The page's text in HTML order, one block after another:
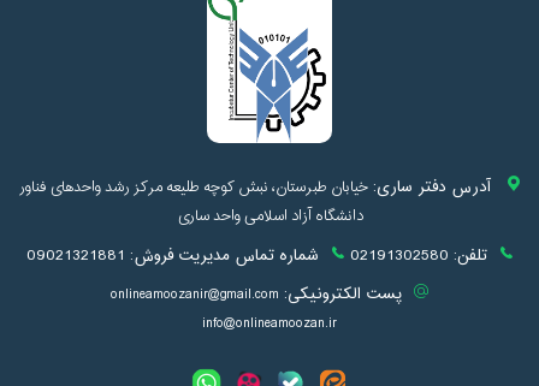
آدرس دفتر ساری:خیابان طبرستان، نبش کوچه طلیعه مرکز رشد واحدهای فناور
دانشگاه آزاد اسلامی واحد ساری
تلفن: 02191302580 شماره تماس مدیریت فروش: 09021321881
پست الکترونیکی: onlineamoozanir@gmail.com
info@onlineamoozan.ir